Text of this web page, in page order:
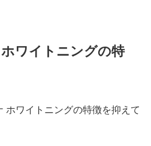
ワイトニングの特
ホワイトニングの特徴を抑えて